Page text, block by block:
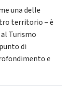
una delle
territorio – è
Turismo
di
e